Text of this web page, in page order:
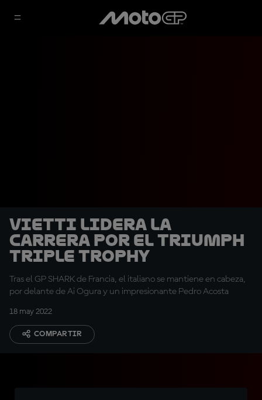
Vietti lidera la
carrera por el Triumph
Triple Trophy
Tras el GP SHARK de Francia, el italiano se mantiene en cabeza,
por delante de Ai Ogura y un impresionante Pedro Acosta
18 may 2022
COMPARTIR